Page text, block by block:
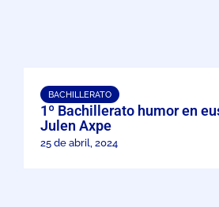
BACHILLERATO
1º Bachillerato humor en
Julen Axpe
25 de abril, 2024